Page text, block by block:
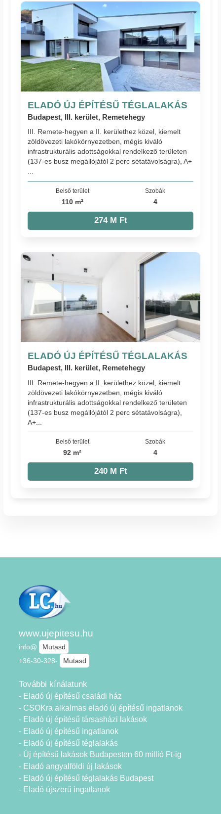
ELADÓ ÚJ ÉPÍTÉSŰ TÉGLALAKÁS
Budapest, III. kerület, Remetehegy
III. Remete-hegyen a II. kerülethez közel, kiemelt
zöldövezeti lakókörnyezetben, mégis kiváló
infrastrukturális adottságokkal rendelkező területen
(137-es busz megállójától 2 perc sétatávolságra), A+
...
Belső terület
110 m²
Szobák
4
274 M Ft
ELADÓ ÚJ ÉPÍTÉSŰ TÉGLALAKÁS
Budapest, III. kerület, Remetehegy
III. Remete-hegyen a II. kerülethez közel, kiemelt
zöldövezeti lakókörnyezetben, mégis kiváló
infrastrukturális adottságokkal rendelkező területen
(137-es busz megállójától 2 perc sétatávolságra),
A+...
Belső terület
92 m²
Szobák
4
240 M Ft
www.ujepitesu.hu
info@
Mutasd
+36-30-328-
Mutasd
További kínálatunk
- Eladó új építésű családi ház
- CSOKra alkalmas eladó új építésű ingatlanok
- Eladó új építésű társasházi lakások
- Eladó új építésű ingatlanok
- Eladó új építésű téglalakás
- Új építésű lakások Budapesten 60 millió Ft-ig
- Eladó angyalföldi új lakások
- Eladó új építésű téglalakás Budapest
- Eladó újszerű ingatlanok